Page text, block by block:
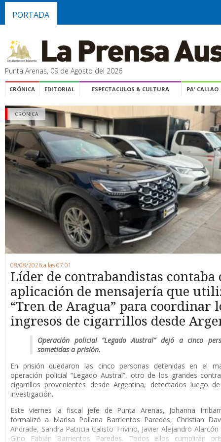
PORTADA
Punta Arenas, 09 de Agosto del 2026
CRÓNICA EDITORIAL ESPECTACULOS & CULTURA PA' CALLAO
CRÓNICA
08/08/2026 a las 07:01
Líder de contrabandistas contaba
aplicación de mensajería que
“Tren de Aragua” para coordinar
ingresos de cigarrillos desde
Operación policial “Legado Austral” dejó a cinco
sometidas a prisión.
En prisión quedaron las cinco personas detenidas en el
operación policial “Legado Austral”, otro de los grandes
cigarrillos provenientes desde Argentina, detectados luego
investigación.
Este viernes la fiscal jefe de Punta Arenas, Johanna
formalizó a Marisa Poliana Barrientos Paredes, Christian
Andrade, Sandra Patricia Calisto Triviño, Javier Alejandro Alarcón
Gino Fabián Barrientos Paredes. Todos ellos cumplirán